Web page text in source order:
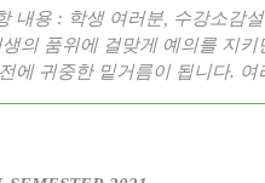
내용 : 학생 여러분,
수강소감
생의 품위에 걸맞게 예의를 지
에 귀중한 밑거름이 됩니다. 여